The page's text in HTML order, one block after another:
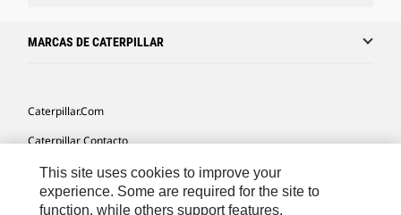
MARCAS DE CATERPILLAR
Caterpillar.com
Caterpillar Contacto
Mis Preferencias De Marketing
Site Map
This site uses cookies to improve your
experience. Some are required for the site to
function, while others support features,